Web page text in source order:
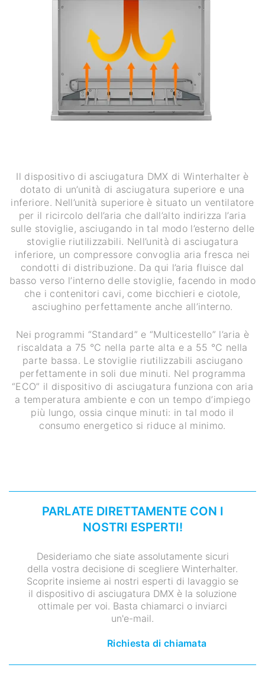
Il dispositivo di asciugatura DMX di Winterhalter è
dotato di un’unità di asciugatura superiore e una
inferiore. Nell’unità superiore è situato un ventilatore
per il ricircolo dell’aria che dall’alto indirizza l’aria
sulle stoviglie, asciugando in tal modo l’esterno delle
stoviglie riutilizzabili. Nell’unità di asciugatura
inferiore, un compressore convoglia aria fresca nei
condotti di distribuzione. Da qui l’aria fluisce dal
basso verso l’interno delle stoviglie, facendo in modo
che i contenitori cavi, come bicchieri e ciotole,
asciughino perfettamente anche all’interno.
Nei programmi “Standard” e “Multicestello” l’aria è
riscaldata a 75 °C nella parte alta e a 55 °C nella
parte bassa. Le stoviglie riutilizzabili asciugano
perfettamente in soli due minuti. Nel programma
“ECO” il dispositivo di asciugatura funziona con aria
a temperatura ambiente e con un tempo d’impiego
più lungo, ossia cinque minuti: in tal modo il
consumo energetico si riduce al minimo.
PARLATE DIRETTAMENTE CON I
NOSTRI ESPERTI!
Desideriamo che siate assolutamente sicuri
della vostra decisione di scegliere Winterhalter.
Scoprite insieme ai nostri esperti di lavaggio se
il dispositivo di asciugatura DMX è la soluzione
ottimale per voi. Basta chiamarci o inviarci
un'e-mail.
Richiesta di chiamata